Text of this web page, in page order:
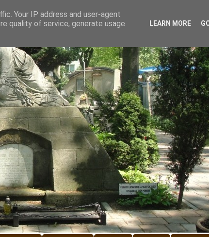
Your IP address and user-agent
quality of service, generate usage
LEARN MORE